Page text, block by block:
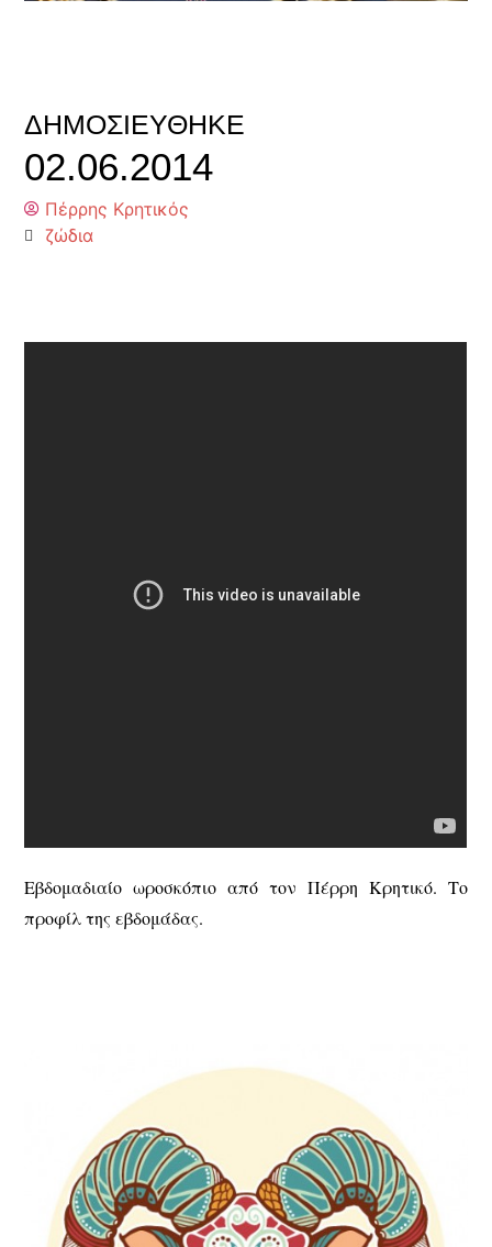
ΔΗΜΟΣΙΕΎΘΗΚΕ
02.06.2014
Πέρρης Κρητικός
ζώδια
Εβδομαδιαίο ωροσκόπιο από τον Πέρρη Κρητικό. Το
προφίλ της εβδομάδας.